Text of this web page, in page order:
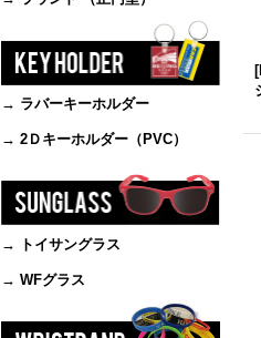
→ ラバーキーホルダー
→ 2Ｄキーホルダー（PVC）
→ トイサングラス
→ WFグラス